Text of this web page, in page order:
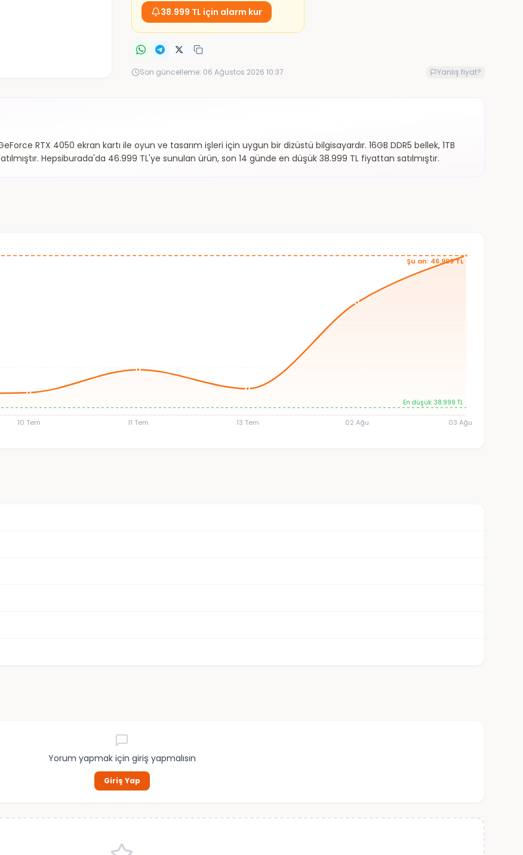
38.999 TL için alarm kur
Son güncelleme: 06 Ağustos 2026 10:37 Yanlış fiyat?
RTX 4050 ekran kartı ile oyun ve tasarım işleri için uygun bir dizüstü bilgisayardır. 16GB DDR5 bellek, 1TB
Hepsiburada'da 46.999 TL'ye sunulan ürün, son 14 günde en düşük 38.999 TL fiyattan satılmıştır.
10 Tem 11 Tem 13 Tem 02 Ağu 03 Ağu
Şu an: 46.999 TL
En düşük: 38.999 TL
Yorum yapmak için giriş yapmalısın
Giriş Yap